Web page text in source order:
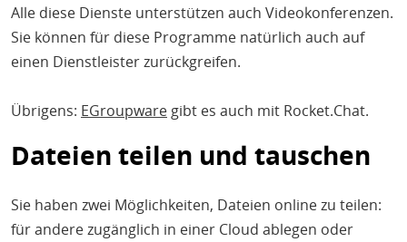
Alle diese Dienste unterstützen auch Videokonferenzen.
Sie können für diese Programme natürlich auch auf
einen Dienstleister zurückgreifen.
Übrigens: EGroupwaregibt es auch mit Rocket.Chat.
Dateien teilen und tauschen
Sie haben zwei Möglichkeiten, Dateien online zu teilen:
für andere zugänglich in einer Cloud ablegen oder